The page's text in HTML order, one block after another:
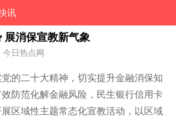
讯
展消保宣教新气象
日热点网
党的二十大精神，切实提升金融消保知
防范化解金融风险，民生银行信用卡
区域性主题常态化宣教活动，以区域